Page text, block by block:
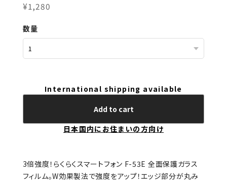
¥1,280
数量
International shipping available
Add to cart
日本国内にお住まいの方向け
3倍強度！らくらくスマートフォン F-53E 全面保護ガラス
フィルム。W効果製法で強度をアップ！エッジ部分が丸み